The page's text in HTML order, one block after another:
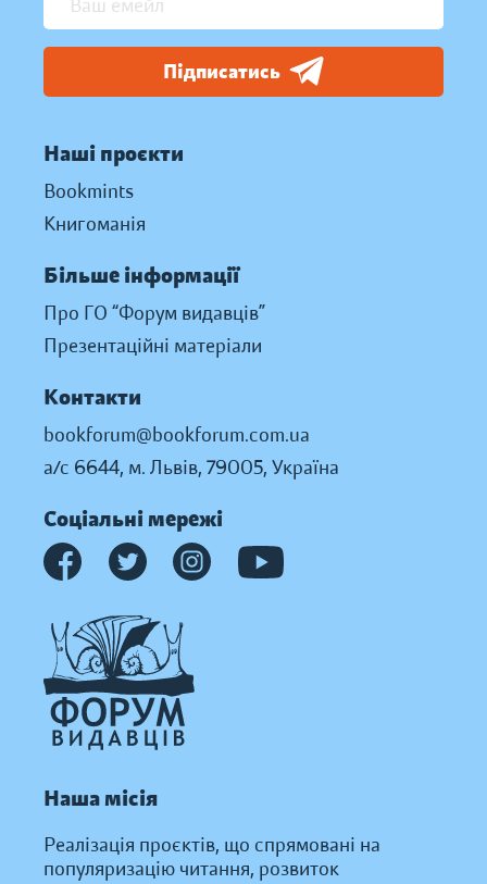
Підписатись
Наші проєкти
Bookmints
Книгоманія
Більше інформації
Про ГО “Форум видавців”
Презентаційні матеріали
Контакти
bookforum@bookforum.com.ua
а/с 6644, м. Львів, 79005, Україна
Соціальні мережі
Наша місія
Реалізація проєктів, що спрямовані на
популяризацію читання, розвиток